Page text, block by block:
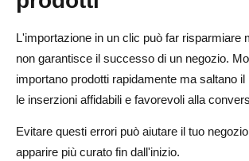
L'importazione in un clic può far risparmiare
non garantisce il successo di un negozio.
importano prodotti rapidamente ma saltano
le inserzioni affidabili e favorevoli alla
Evitare questi errori può aiutare il tuo
apparire più curato fin dall'inizio.